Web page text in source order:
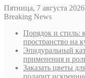
Пятница, 7 августа 2026
Breaking News
Порядок и стиль:
пространство на
Эпидуральный
применения и
Заказать цветы
подарит